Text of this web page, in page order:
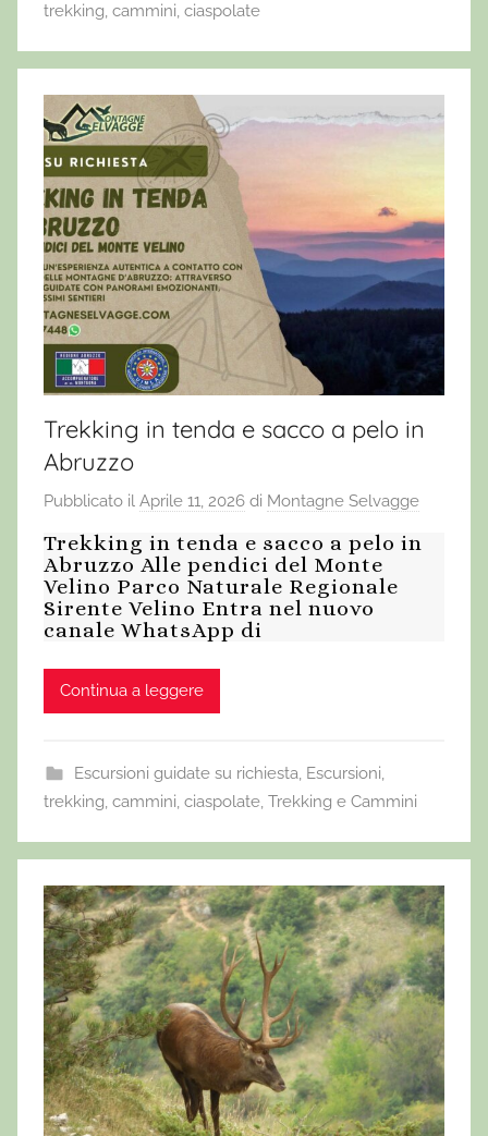
trekking, cammini, ciaspolate
Trekking in tenda e sacco a pelo in
Abruzzo
Pubblicato il Aprile 11, 2026 di Montagne Selvagge
Trekking in tenda e sacco a pelo in
Abruzzo Alle pendici del Monte
Velino Parco Naturale Regionale
Sirente Velino Entra nel nuovo
canale WhatsApp di
Continua a leggere
Escursioni guidate su richiesta Escursioni,
trekking, cammini, ciaspolate Trekking e Cammini